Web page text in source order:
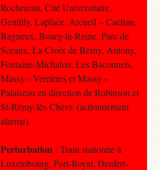
Rochereau, Cité Universitaire,
Gentilly, Laplace, Arcueil – Cachan,
Bagneux, Bourg-la-Reine, Parc de
Sceaux, La Croix de Berny, Antony,
Fontaine-Michalon, Les Baconnets,
Massy – Verrières et Massy –
Palaiseau en direction de Robinson et
St-Rémy-lès-Chevr. (actionnement
alarme).
Perturbation : Train stationne à
Luxembourg, Port-Royal, Denfert-